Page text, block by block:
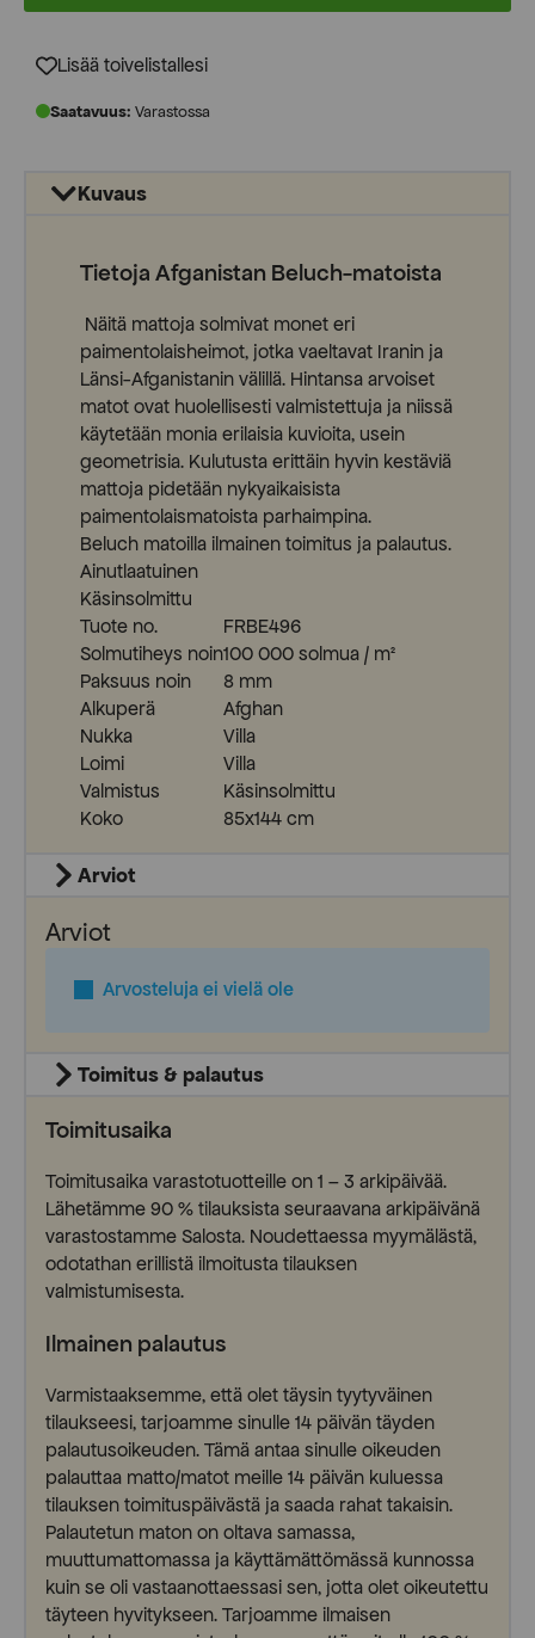
oli:
450,00 €.
on:
180,00 €.
Lisää toivelistallesi
Saatavuus: Varastossa
Kuvaus
Tietoja Afganistan Beluch-matoista
Näitä mattoja solmivat monet eri
paimentolaisheimot, jotka vaeltavat Iranin ja
Länsi-Afganistanin välillä. Hintansa arvoiset
matot ovat huolellisesti valmistettuja ja niissä
käytetään monia erilaisia kuvioita, usein
geometrisia. Kulutusta erittäin hyvin kestäviä
mattoja pidetään nykyaikaisista
paimentolaismatoista parhaimpina.
Beluch matoilla ilmainen toimitus ja palautus.
Ainutlaatuinen
Käsinsolmittu
Tuote no.
FRBE496
Solmutiheys noin100 000 solmua / m²
Paksuus noin
8 mm
Alkuperä
Afghan
Nukka
Villa
Loimi
Villa
Valmistus
Käsinsolmittu
Koko
85x144 cm
Arviot
Arviot
Arvosteluja ei vielä ole
Toimitus & palautus
Toimitusaika
Toimitusaika varastotuotteille on 1 – 3 arkipäivää.
Lähetämme 90 % tilauksista seuraavana arkipäivänä
varastostamme Salosta. Noudettaessa myymälästä,
odotathan erillistä ilmoitusta tilauksen
valmistumisesta.
Ilmainen palautus
Varmistaaksemme, että olet täysin tyytyväinen
tilaukseesi, tarjoamme sinulle 14 päivän täyden
palautusoikeuden. Tämä antaa sinulle oikeuden
palauttaa matto/matot meille 14 päivän kuluessa
tilauksen toimituspäivästä ja saada rahat takaisin.
Palautetun maton on oltava samassa,
muuttumattomassa ja käyttämättömässä kunnossa
kuin se oli vastaanottaessasi sen, jotta olet oikeutettu
täyteen hyvitykseen. Tarjoamme ilmaisen